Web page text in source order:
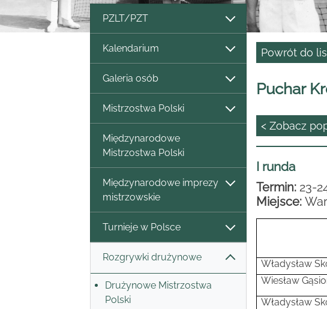
PZLT/PZT
Kalendarium
Galeria osób
Mistrzostwa Polski
Międzynarodowe
Mistrzostwa Polski
Międzynarodowe imprezy
mistrzowskie
Turnieje w Polsce
Rozgrywki drużynowe
Drużynowe Mistrzostwa
Polski
Powrót do
Puchar
< Zobacz
I runda
Termin: 23-
Miejsce:
Władysław
Wiesław
Władysław